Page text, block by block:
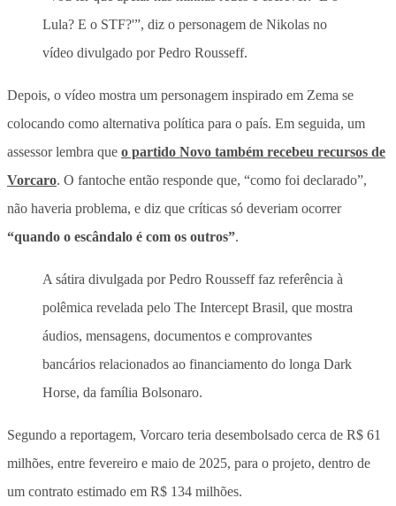
Lula? E o STF?'”, diz o personagem de Nikolas no
vídeo divulgado por Pedro Rousseff.
Depois, o vídeo mostra um personagem inspirado em Zema se
colocando como alternativa política para o país. Em seguida, um
assessor lembra que o partido Novo também recebeu recursos de
Vorcaro. O fantoche então responde que, “como foi declarado”,
não haveria problema, e diz que críticas só deveriam ocorrer
“quando o escândalo é com os outros”.
A sátira divulgada por Pedro Rousseff faz referência à
polêmica revelada pelo The Intercept Brasil, que mostra
áudios, mensagens, documentos e comprovantes
bancários relacionados ao financiamento do longa Dark
Horse, da família Bolsonaro.
Segundo a reportagem, Vorcaro teria desembolsado cerca de R$ 61
milhões, entre fevereiro e maio de 2025, para o projeto, dentro de
um contrato estimado em R$ 134 milhões.